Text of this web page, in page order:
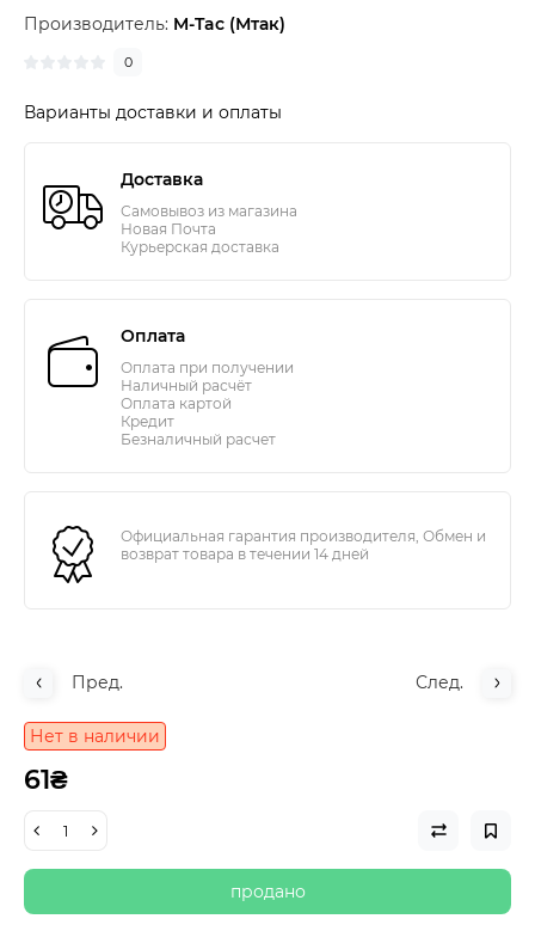
Производитель: M-Tac (Мтак)
0
Варианты доставки и оплаты
Доставка
Самовывоз из магазина
Новая Почта
Курьерская доставка
Оплата
Оплата при получении
Наличный расчёт
Оплата картой
Кредит
Безналичный расчет
Официальная гарантия производителя, Обмен и
возврат товара в течении 14 дней
Пред. След.
Нет в наличии
61₴
продано